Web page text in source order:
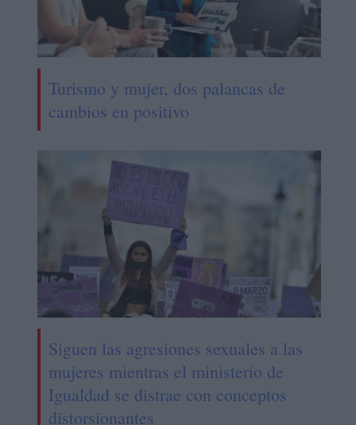
Turismo y mujer, dos palancas de
cambios en positivo
Siguen las agresiones sexuales a las
mujeres mientras el ministerio de
Igualdad se distrae con conceptos
distorsionantes